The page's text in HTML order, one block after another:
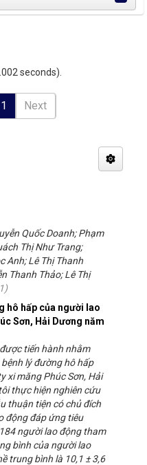
seconds).
1 Next
hô hấp của người lao
Sơn, Hải Dương năm
Quốc Doanh; Phạm
Thị Như Trang;
Anh; Lê Thị Thanh
Thanh Thảo; Lê Thị
)
tiến hành nhằm
lý đường hô hấp
xi măng Phúc Sơn, Hải
thực hiện nghiên cứu
thuận tiện có chủ đích
động đáp ứng tiêu
người lao động tham
bình của người lao
trung bình là 10,1 ± 3,6